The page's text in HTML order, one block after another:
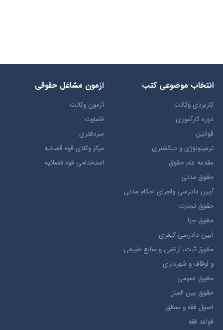
انتخاب​ موضوعي​ کتب
کاربردی وکالت
دوره کارآموزی
قوانین
ترمينولوژي و ديکشنري
مقدمه علم حقوق
حقوق مدني
آيين دادرسي ​واجراي ​احکام ​مدني
حقوق تجارت
حقوق جزا
آيین دادرسی کیفری
حقوق ثبت، اراضي و منابع طبيعي
و اوقاف و شهرداری
حقوق عمومی
حقوق بين الملل
اصول فقه و منطق
قواعد فقه
آزمون مشاغل حقوقی
آزمون وکالت
قضاوت
سردفتری
مرکز وکلای قوه قضائیه
استخدامی قوه قضائیه